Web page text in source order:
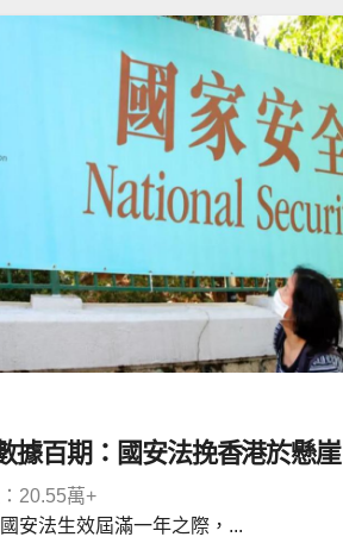
據百期：國安法挽香港於懸崖
20.55萬+
安法生效屆滿一年之際，...